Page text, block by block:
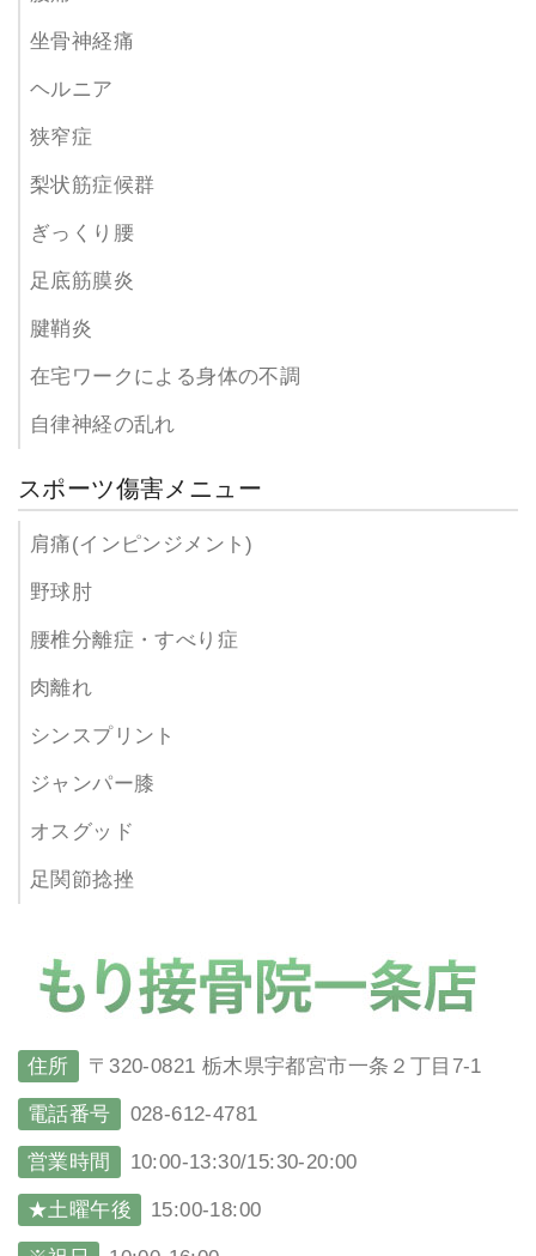
坐骨神経痛
ヘルニア
狭窄症
梨状筋症候群
ぎっくり腰
足底筋膜炎
腱鞘炎
在宅ワークによる身体の不調
自律神経の乱れ
スポーツ傷害メニュー
肩痛(インピンジメント)
野球肘
腰椎分離症・すべり症
肉離れ
シンスプリント
ジャンパー膝
オスグッド
足関節捻挫
住所 〒320-0821 栃木県宇都宮市一条２丁目7-1
電話番号 028-612-4781
営業時間 10:00-13:30/15:30-20:00
★土曜午後 15:00-18:00